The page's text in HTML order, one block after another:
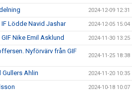
2024-12-09 12:31
Lödde Navid Jashar 2024-12-05 15:04
Nike Emil Asklund 2024-11-30 13:25
Nyförvärv från GIF
2024-11-25 18:38
Gullers Ahlin 2024-11-20 10:35
2024-10-18 10:07